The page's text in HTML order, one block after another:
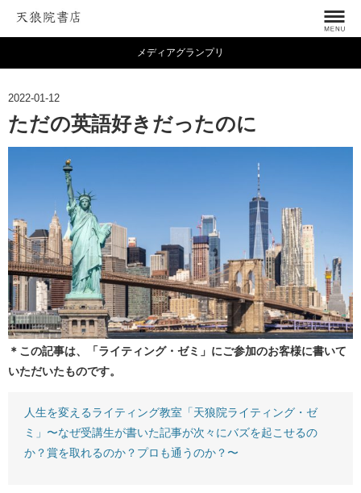
メディアグランプリ
2022-01-12
ただの英語好きだったのに
＊この記事は、「ライティング・ゼミ」にご参加のお客様に書いて
いただいたものです。
人生を変えるライティング教室「天狼院ライティング・ゼ
ミ」〜なぜ受講生が書いた記事が次々にバズを起こせるの
か？賞を取れるのか？プロも通うのか？〜